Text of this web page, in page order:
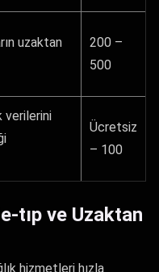
uzaktan
200 –
500
verilerini
Ücretsiz
– 100
tıp ve Uzaktan
hizmetleri hızla